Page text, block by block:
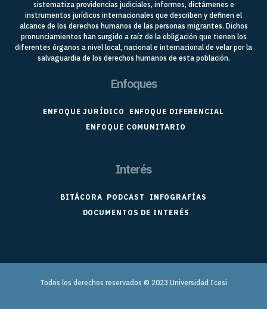
sistematiza providencias judiciales, informes, dictámenes e
instrumentos jurídicos internacionales que describen y definen el
alcance de los derechos humanos de las personas migrantes. Dichos
pronunciamientos han surgido a raíz de la obligación que tienen los
diferentes órganos a nivel local, nacional e internacional de velar por la
salvaguardia de los derechos humanos de esta población.
Enfoques
ENFOQUE JURÍDICO
ENFOQUE DIFERENCIAL
ENFOQUE COMUNITARIO
Interés
BITÁCORA PODCAST
INFOGRAFÍAS
DOCUMENTOS DE INTERÉS
Todos los derechos reservados © 2023 Universidad Icesi